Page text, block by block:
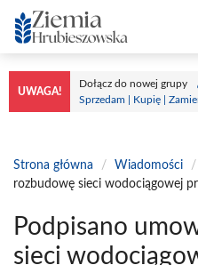
Przejdź
do
treści
UWAGA!
Dołącz do nowej grupy
Sprzedam | Kupię |
Strona główna / Wiadomości /
rozbudowę sieci wodociągowej
Podpisano
sieci